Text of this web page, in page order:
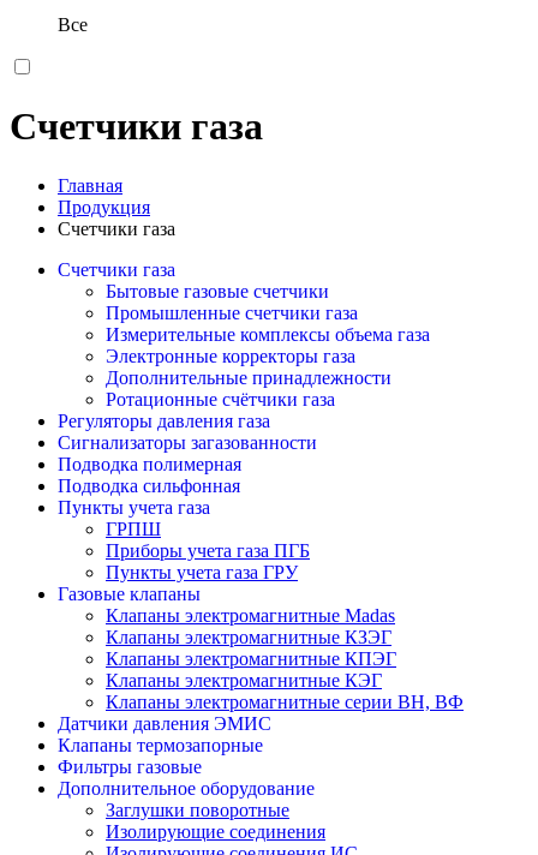
Все
Счетчики газа
Главная
Продукция
Счетчики газа
Счетчики газа
Бытовые газовые счетчики
Промышленные счетчики газа
Измерительные комплексы объема газа
Электронные корректоры газа
Дополнительные принадлежности
Ротационные счётчики газа
Регуляторы давления газа
Сигнализаторы загазованности
Подводка полимерная
Подводка сильфонная
Пункты учета газа
ГРПШ
Приборы учета газа ПГБ
Пункты учета газа ГРУ
Газовые клапаны
Клапаны электромагнитные Madas
Клапаны электромагнитные КЗЭГ
Клапаны электромагнитные КПЭГ
Клапаны электромагнитные КЭГ
Клапаны электромагнитные серии ВН, ВФ
Датчики давления ЭМИС
Клапаны термозапорные
Фильтры газовые
Дополнительное оборудование
Заглушки поворотные
Изолирующие соединения